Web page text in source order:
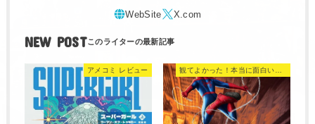
NEW POST
アメコミ レビュー